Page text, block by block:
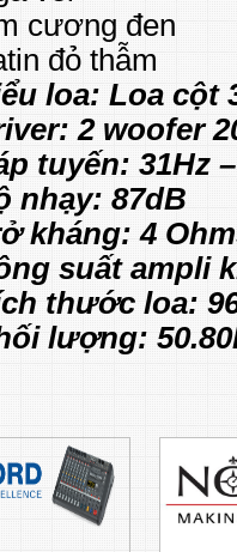
cương đen
đỏ thẫm
loa: Loa cột
2 woofer
tuyến: 31Hz
nhạy: 87dB
kháng: 4
suất ampli
thước loa:
lượng: